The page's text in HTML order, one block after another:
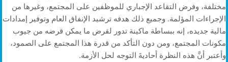
مختلفة، وفرض التقاعد الإجباري للموظفين على المجتمع، وغيرها من
الإجراءات المؤلمة. وجميع ذلك هدفه ترشيد الإنفاق العام وتوفير إمدادات
مالية جديده، إنه ببساطة ماكينة تدور لقرض ما يمكن قرضه من جيوب
مكونات المجتمع، ومن دون التأكد من قدرة هذا المجتمع على الصمود،
وأعتبر أنَّ هذه النظرة أحاديةَ التوجه لحل الأزمة.